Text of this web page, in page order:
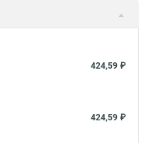
424,59 ₽
424,59 ₽